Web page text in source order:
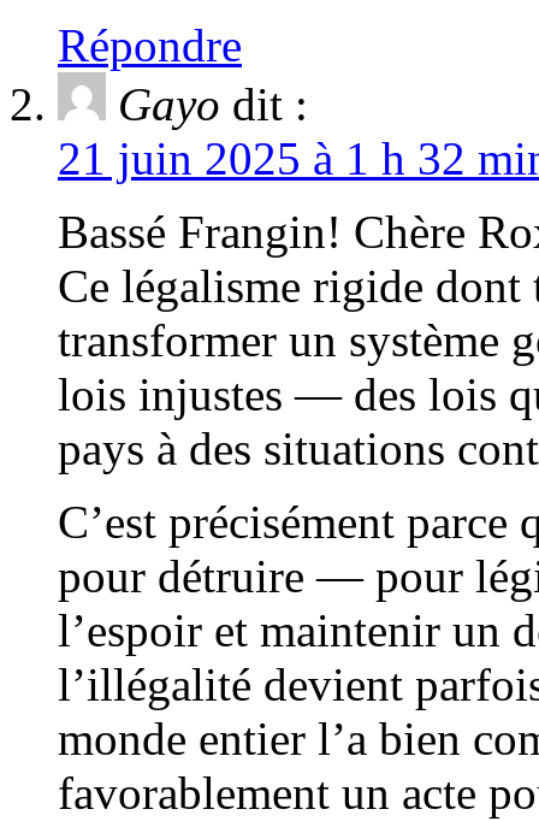
Répondre
Gayo dit :
21 juin 2025 à 1 h 32
Bassé Frangin! Chère
Ce légalisme rigide dont
transformer un système
lois injustes — des lois
pays à des situations
C’est précisément
pour détruire — pour
l’espoir et maintenir un
l’illégalité devient
monde entier l’a bien
favorablement un acte